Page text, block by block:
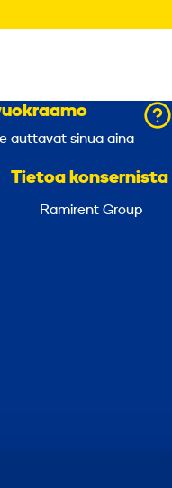
auttavat sinua aina
Tietoa konsernista
Ramirent Group